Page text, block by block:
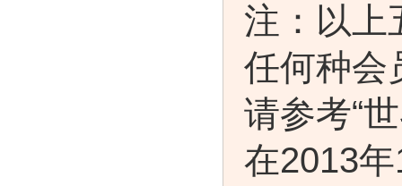
注：以上
任何种会
请参考“
在2013